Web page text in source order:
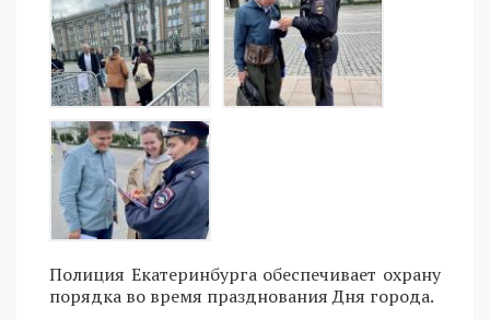
Полиция Екатеринбурга обеспечивает охрану
порядка во время празднования Дня города.